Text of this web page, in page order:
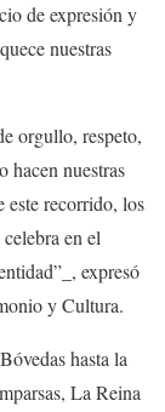
de expresión y
nuestras
orgullo, respeto,
hacen nuestras
este recorrido, los
en el
expresó
y Cultura.
hasta la
La Reina